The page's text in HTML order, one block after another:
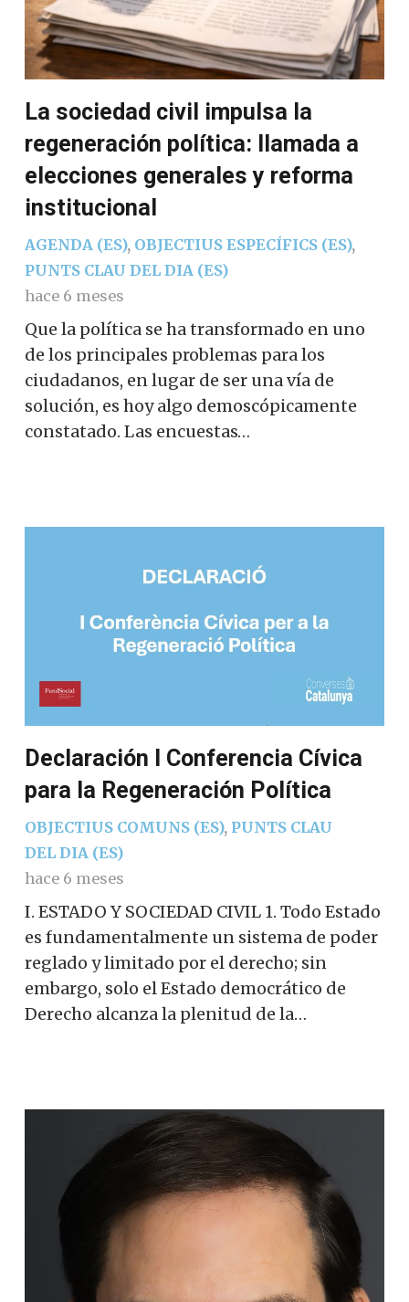
La sociedad civil impulsa la
regeneración política: llamada a
elecciones generales y reforma
institucional
AGENDA (ES), OBJECTIUS ESPECÍFICS (ES),
PUNTS CLAU DEL DIA (ES)
hace 6 meses
Que la política se ha transformado en uno
de los principales problemas para los
ciudadanos, en lugar de ser una vía de
solución, es hoy algo demoscópicamente
constatado. Las encuestas…
Declaración I Conferencia Cívica
para la Regeneración Política
OBJECTIUS COMUNS (ES), PUNTS CLAU
DEL DIA (ES)
hace 6 meses
I. ESTADO Y SOCIEDAD CIVIL 1. Todo Estado
es fundamentalmente un sistema de poder
reglado y limitado por el derecho; sin
embargo, solo el Estado democrático de
Derecho alcanza la plenitud de la…